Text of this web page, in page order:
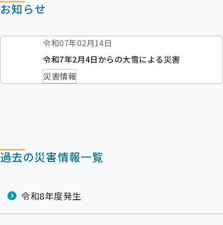
一
サ
お知らせ
令和07年02月14日
令和7年2月4日からの大雪による災害
災害情報
過去の災害情報一覧
令和8年度発生